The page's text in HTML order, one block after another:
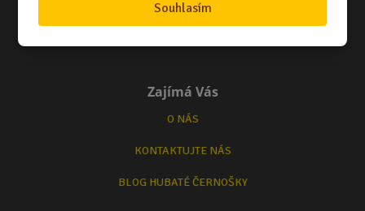
Souhlasím
ZPŮSOB DORUČENÍ
Zajímá Vás
O NÁS
KONTAKTUJTE NÁS
BLOG HUBATÉ ČERNOŠKY